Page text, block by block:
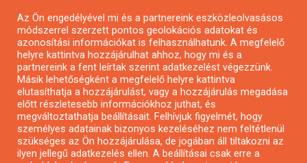
Pályázatok magánszemélyeknek
Pályázatok civil szervezeteknek
Pályázatok vállalkozásoknak
Önkormányzati pályázatok
Mezőgazdasági pályázatok
Falusi turizmus pályázatok
Az Ön engedélyével mi és a partnereink eszközleolvasásos
módszerrel szerzett pontos geolokációs adatokat és
azonosítási információkat is felhasználhatunk. A megfelelő
helyre kattintva hozzájárulhat ahhoz, hogy mi és a
partnereink a fent leírtak szerint adatkezelést végezzünk.
Másik lehetőségként a megfelelő helyre kattintva
elutasíthatja a hozzájárulást, vagy a hozzájárulás megadása
előtt részletesebb információkhoz juthat, és
megváltoztathatja beállításait. Felhívjuk figyelmét, hogy
személyes adatainak bizonyos kezeléséhez nem feltétlenül
szükséges az Ön hozzájárulása, de jogában áll tiltakozni az
ilyen jellegű adatkezelés ellen. A beállításai csak erre a